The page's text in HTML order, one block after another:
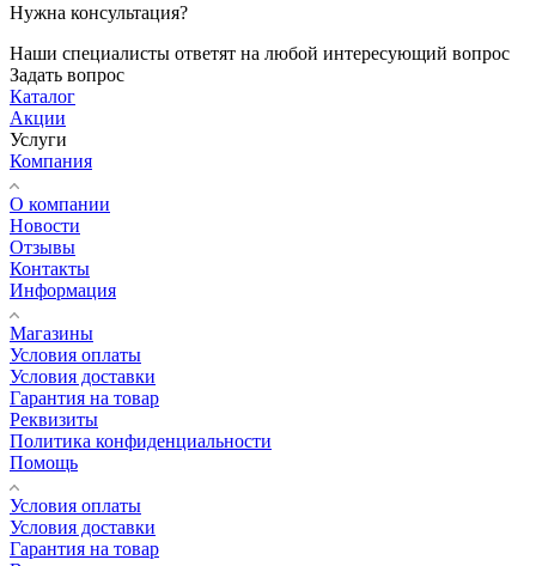
Нужна консультация?
Наши специалисты ответят на любой интересующий вопрос
Задать вопрос
Каталог
Акции
Услуги
Компания
О компании
Новости
Отзывы
Контакты
Информация
Магазины
Условия оплаты
Условия доставки
Гарантия на товар
Реквизиты
Политика конфиденциальности
Помощь
Условия оплаты
Условия доставки
Гарантия на товар